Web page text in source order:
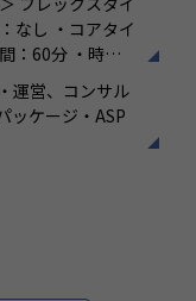
マートフォンア
軟に推進するこ
チーム開発力を
です。
提供できます。
」を実現しま
なし ・コアタイ
：60分 ・時間
タイムあり）
均14.8時間）
運営、コンサル
ッケージ・ASP